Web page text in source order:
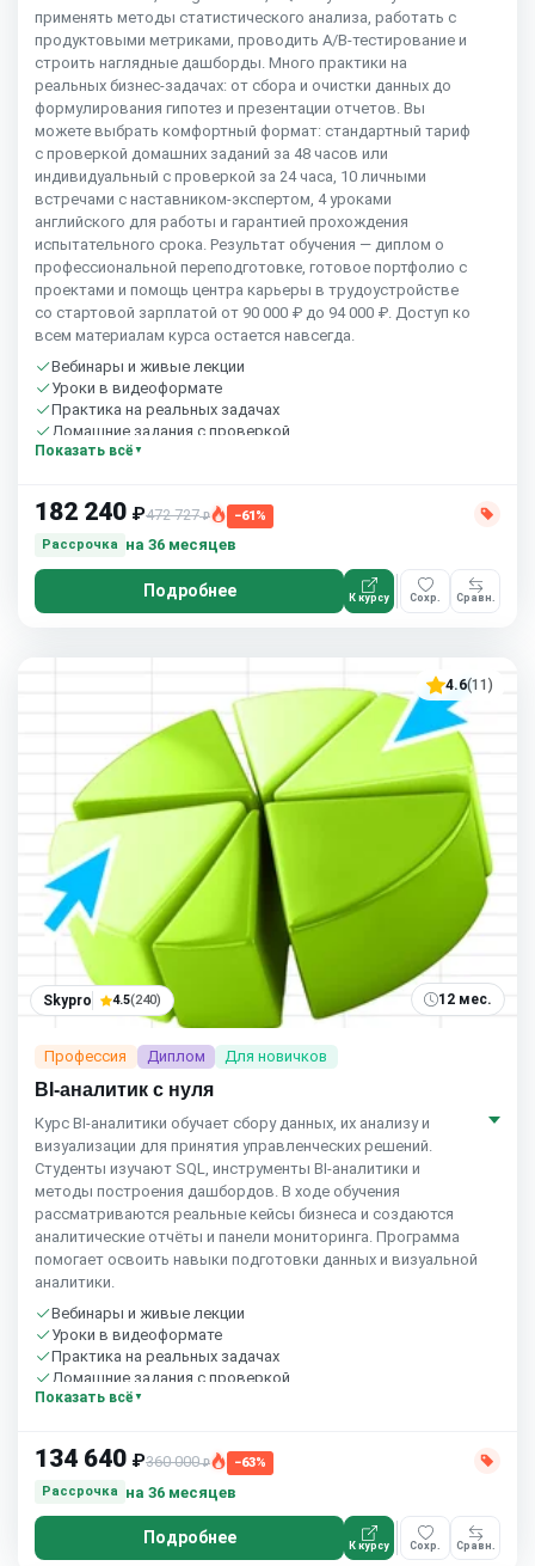
применять методы статистического анализа, работать с
продуктовыми метриками, проводить A/B-тестирование и
строить наглядные дашборды. Много практики на
реальных бизнес-задачах: от сбора и очистки данных до
формулирования гипотез и презентации отчетов. Вы
можете выбрать комфортный формат: стандартный тариф
с проверкой домашних заданий за 48 часов или
индивидуальный с проверкой за 24 часа, 10 личными
встречами с наставником-экспертом, 4 уроками
английского для работы и гарантией прохождения
испытательного срока. Результат обучения — диплом о
профессиональной переподготовке, готовое портфолио с
проектами и помощь центра карьеры в трудоустройстве
со стартовой зарплатой от 90 000 ₽ до 94 000 ₽. Доступ ко
всем материалам курса остается навсегда.
Вебинары и живые лекции
Уроки в видеоформате
Практика на реальных задачах
Домашние задания с проверкой
Сообщество студентов
Показать всё
182 240 ₽472 727₽
−61%
Рассрочка
на 36 месяцев
Подробнее К курсу Сохр. Сравн.
4.6(11)
Skypro 4.5(240) 12 мес.
Профессия Диплом Для новичков
BI-аналитик с нуля
Курс BI‑аналитики обучает сбору данных, их анализу и
визуализации для принятия управленческих решений.
Студенты изучают SQL, инструменты BI‑аналитики и
методы построения дашбордов. В ходе обучения
рассматриваются реальные кейсы бизнеса и создаются
аналитические отчёты и панели мониторинга. Программа
помогает освоить навыки подготовки данных и визуальной
аналитики.
Вебинары и живые лекции
Уроки в видеоформате
Практика на реальных задачах
Домашние задания с проверкой
Сообщество студентов
Показать всё
134 640 ₽360 000₽
−63%
Рассрочка
на 36 месяцев
Подробнее К курсу Сохр. Сравн.